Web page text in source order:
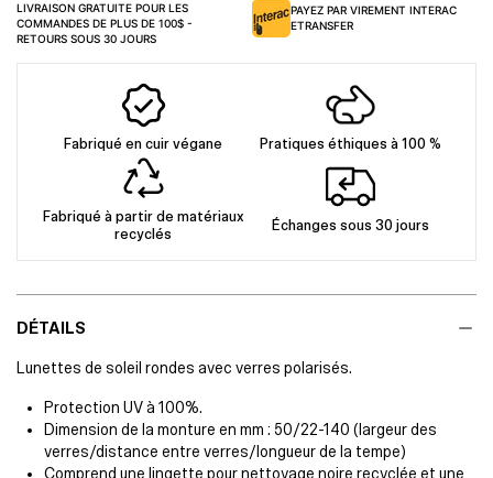
LIVRAISON GRATUITE POUR LES
COMMANDES DE PLUS DE 100$ -
RETOURS SOUS 30 JOURS
PAYEZ PAR VIREMENT INTERAC
ETRANSFER
Fabriqué en cuir végane Pratiques éthiques à 100 %
Fabriqué à partir de matériaux
recyclés
Échanges sous 30 jours
DÉTAILS
Lunettes de soleil rondes avec verres polarisés.
Protection UV à 100%.
Dimension de la monture en mm : 50/22-140 (largeur des
verres/distance entre verres/longueur de la tempe)
Comprend une lingette pour nettoyage noire recyclée et une